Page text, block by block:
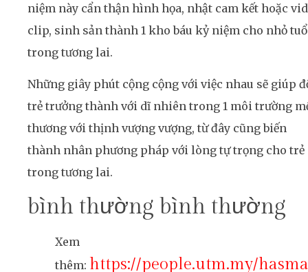
niệm này cẩn thận hình họa, nhật cam kết hoặc
clip, sinh sản thành 1 kho báu kỷ niệm cho nhỏ
trong tương lai.
Những giây phút cộng cộng với việc nhau sẽ giúp
trẻ trưởng thành với dĩ nhiên trong 1 môi trường
thương với thịnh vượng vượng, từ đây cũng biến
thành nhân phương pháp với lòng tự trọng cho trẻ
trong tương lai.
bình thường bình thường
Xem
thêm: https://people.utm.my/